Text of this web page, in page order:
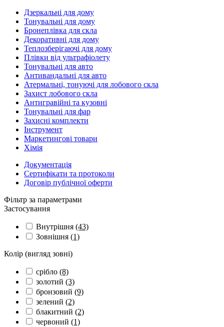
Дзеркальні для дому
Тонувальні для дому
Бронеплівка для скла
Декоративні для дому
Теплозберігаючі для дому
Плівки від ультрафіолету
Тонувальні для авто
Антивандальні для авто
Атермальні, тонуючі для лобового скла
Захист лобового скла
Антигравійні та кузовні
Тонувальні для фар
Захисні комплекти
Інструмент
Маркетингові товари
Хімія
Документація
Сертифікати та протоколи
Договір публічної оферти
Фільтр за параметрами
Застосування
Внутрішня (43)
Зовнішня (1)
Колір (вигляд зовні)
срібло (8)
золотий (3)
бронзовий (9)
зелений (2)
блакитний (2)
червоний (1)